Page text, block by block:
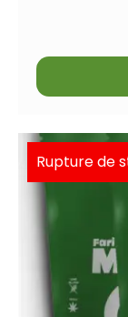
Rupture de